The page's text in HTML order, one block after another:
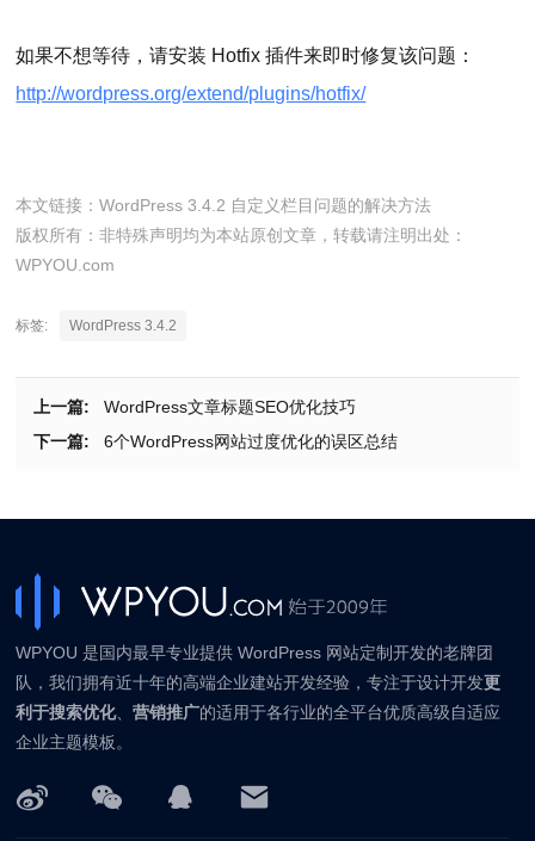
如果不想等待，请安装 Hotfix 插件来即时修复该问题：
http://wordpress.org/extend/plugins/hotfix/
本文链接：WordPress 3.4.2 自定义栏目问题的解决方法
版权所有：非特殊声明均为本站原创文章，转载请注明出处：
WPYOU.com
标签: WordPress 3.4.2
上一篇:
WordPress文章标题SEO优化技巧
下一篇:
6个WordPress网站过度优化的误区总结
WPYOU 是国内最早专业提供 WordPress 网站定制开发的老牌团
队，我们拥有近十年的高端企业建站开发经验，专注于设计开发更
利于搜索优化、营销推广的适用于各行业的全平台优质高级自适应
企业主题模板。